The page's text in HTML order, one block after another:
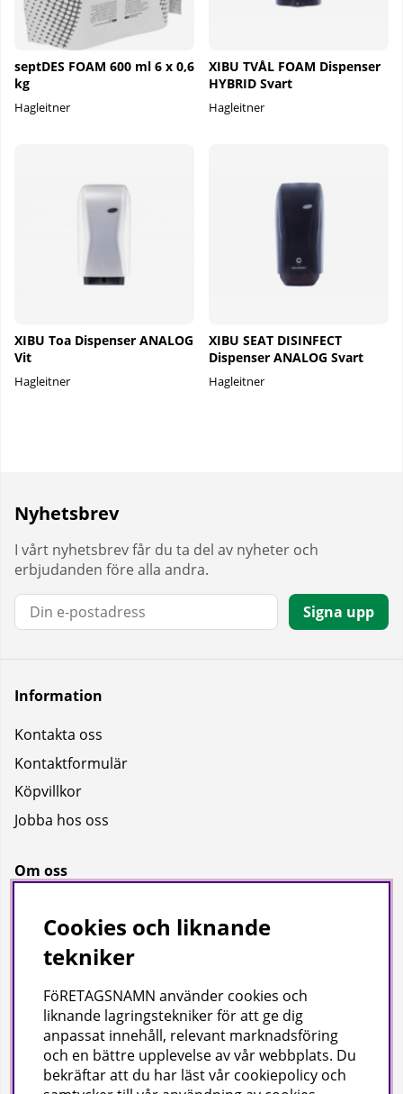
septDES FOAM 600 ml 6 x 0,6
kg
Hagleitner
XIBU TVÅL FOAM Dispenser
HYBRID Svart
Hagleitner
XIBU Toa Dispenser ANALOG
Vit
Hagleitner
XIBU SEAT DISINFECT
Dispenser ANALOG Svart
Hagleitner
Nyhetsbrev
I vårt nyhetsbrev får du ta del av nyheter och
erbjudanden före alla andra.
E-post:
Signa upp
Information
Kontakta oss
Kontaktformulär
Köpvillkor
Jobba hos oss
Om oss
Bransch
Kataloger
Företagsuppgifter
Visab i Skandinavien AB
Din lokala leverantör av städ- och hygienprodukter.
Cookies och liknande
tekniker
FöRETAGSNAMN använder cookies och
liknande lagringstekniker för att ge dig
anpassat innehåll, relevant marknadsföring
och en bättre upplevelse av vår webbplats. Du
bekräftar att du har läst vår cookiepolicy och